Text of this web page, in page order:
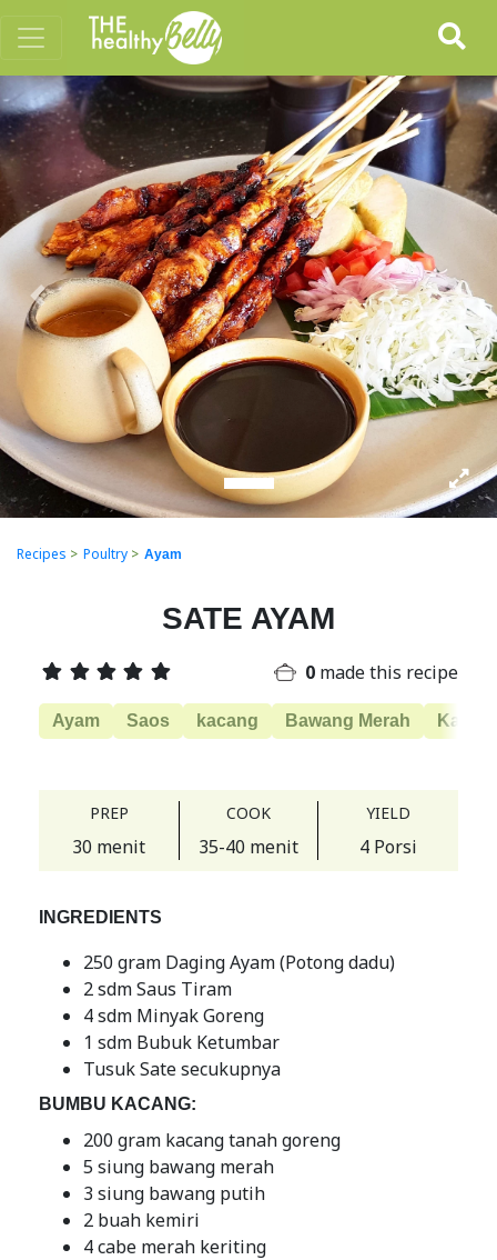
Previous Next
Recipes > Poultry > Ayam
SATE AYAM
0 made this recipe
Ayam Saos kacang Bawang Merah
PREP
30 menit
COOK
35-40 menit
YIELD
4 Porsi
INGREDIENTS
250 gram Daging Ayam (Potong dadu)
2 sdm Saus Tiram
4 sdm Minyak Goreng
1 sdm Bubuk Ketumbar
Tusuk Sate secukupnya
BUMBU KACANG:
200 gram kacang tanah goreng
5 siung bawang merah
3 siung bawang putih
2 buah kemiri
4 cabe merah keriting